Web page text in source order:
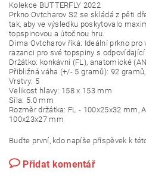
Kolekce BUTTERFLY 2022
Prkno Ovtcharov S2 se skládá z pěti
tak, aby ve výsledku poskytovalo
topspinovou a útočnou hru.
Dima Ovtcharov říká: Ideální prkno
razanci pro své topspiny s
Držátko: konkávní (FL), anatomické
Přibližná váha (+/- 5 gramů): 92 gramů,
Vrstvy: 5
Velikost hlavy: 158 x 153 mm
Síla: 5.0 mm
Rozměr držátka: FL - 100x25x32 mm,
100x23x27 mm
Buďte první, kdo napíše příspěvek k
Přidat komentář